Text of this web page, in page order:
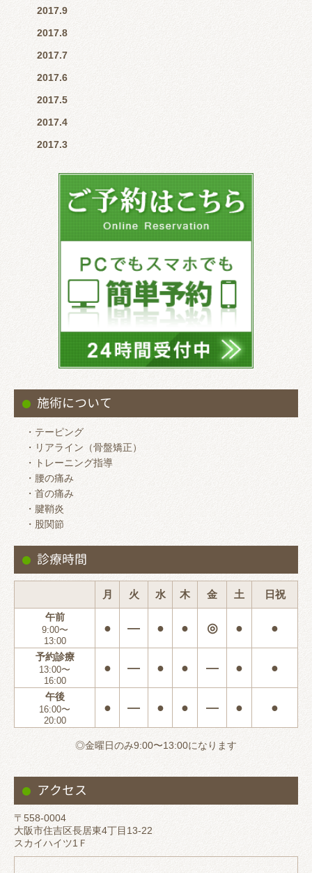
2017.9
2017.8
2017.7
2017.6
2017.5
2017.4
2017.3
施術について
・テーピング
・リアライン（骨盤矯正）
・トレーニング指導
・腰の痛み
・首の痛み
・腱鞘炎
・股関節
診療時間
月 火 水 木 金 土 日祝
午前
9:00〜
13:00
● ― ● ● ◎ ● ●
予約診療
13:00〜
16:00
● ― ● ● ― ● ●
午後
16:00〜
20:00
● ― ● ● ― ● ●
◎金曜日のみ9:00〜13:00になります
アクセス
〒558-0004
大阪市住吉区長居東4丁目13-22
スカイハイツ1Ｆ